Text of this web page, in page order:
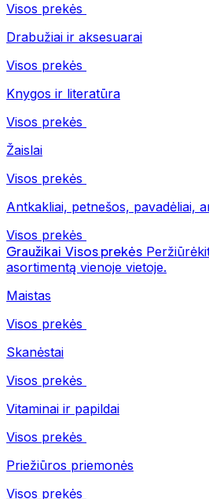
Visos prekės
Drabužiai ir aksesuarai
Visos prekės
Knygos ir literatūra
Visos prekės
Žaislai
Visos prekės
Antkakliai, petnešos, pavadėliai,
Visos prekės
Graužikai Visos prekės
asortimentą vienoje vietoje.
Maistas
Visos prekės
Skanėstai
Visos prekės
Vitaminai ir papildai
Visos prekės
Priežiūros priemonės
Visos prekės